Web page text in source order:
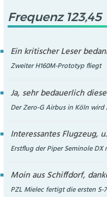
Frequenz 123,45
Ein kritischer Leser
Zweiter H160M-Prototyp fliegt
Ja, sehr bedauerlich
Der Zero-G Airbus in Köln
Interessantes Flugzeug,
Erstflug der Piper Seminole
Moin aus Schiffdorf,
PZL Mielec fertigt die ersten S-